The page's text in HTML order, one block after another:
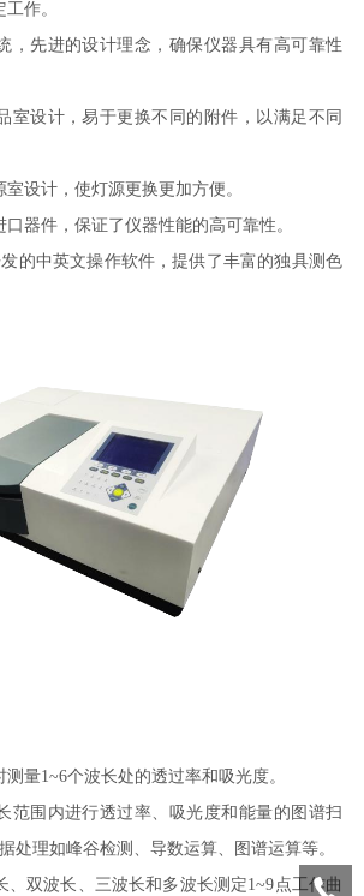
作。
，先进的设计理念，确保仪器具有高可靠性
室设计，易于更换不同的附件，以满足不同
设计，使灯源更换更加方便。
器件，保证了仪器性能的高可靠性。
发的中英文操作软件，提供了丰富的独具测色
测量1~6个波长处的透过率和吸光度。
范围内进行透过率、吸光度和能量的图谱扫
处理如峰谷检测、导数运算、图谱运算等。
、双波长、三波长和多波长测定1~9点工作曲